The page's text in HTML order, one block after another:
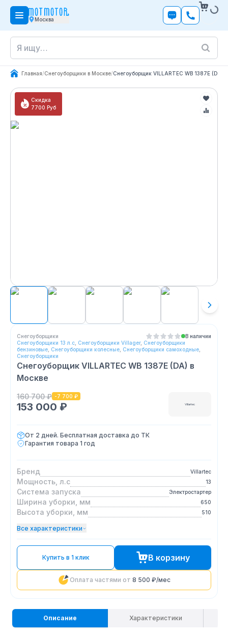
Москва
Главная/Снегоуборщики в Москве/Снегоуборщик VILLARTEC WB 1387E (DA)
Скидка
7700 Руб
Снегоуборщики
В наличии
Снегоуборщики 13 л.с Снегоуборщики Villager, Снегоуборщики
бензиновые Снегоуборщики колесные Снегоуборщики самоходные
Снегоуборщики
Снегоуборщик VILLARTEC WB 1387E (DA) в
Москве
160 700 ₽ -7 700 ₽
153 000 ₽ Villartec
От 2 дней. Бесплатная доставка до ТК
Гарантия товара 1 год
Бренд Villartec
Мощность, л.с 13
Система запуска Электростартер
Ширина уборки, мм 650
Высота уборки, мм 510
Все характеристики
Купить в 1 клик В корзину
Оплата частями от 8 500 ₽/мес
Описание Характеристики